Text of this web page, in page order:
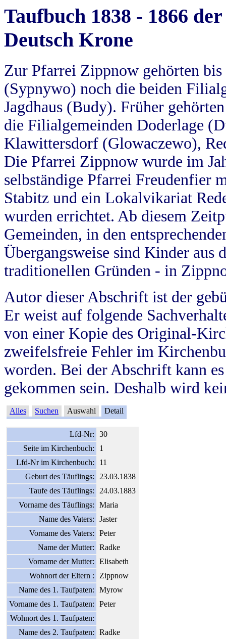
Taufbuch 1838 - 1866
Deutsch Krone
Zur Pfarrei Zippnow gehörten
(Sypnywo) noch die beiden
Jagdhaus (Budy). Früher
die Filialgemeinden Doderlage
Klawittersdorf (Glowaczewo),
Die Pfarrei Zippnow wurde im
selbständige Pfarrei Freudenfier
Stabitz und ein Lokalvikariat
wurden errichtet. Ab diesem
Gemeinden, in den
Übergangsweise sind Kinder aus
traditionellen Gründen - in
Autor dieser Abschrift ist der
Er weist auf folgende
von einer Kopie des Original-
zweifelsfreie Fehler im
worden. Bei der Abschrift kann
gekommen sein. Deshalb wird
Alles Suchen Auswahl Detail
Lfd-Nr:
30
Seite im Kirchenbuch:
1
Lfd-Nr im Kirchenbuch:
11
Geburt des Täuflings:
23.03.1838
Taufe des Täuflings:
24.03.1883
Vorname des Täuflings:
Maria
Name des Vaters:
Jaster
Vorname des Vaters:
Peter
Name der Mutter:
Radke
Vorname der Mutter:
Elisabeth
Wohnort der Eltern :
Zippnow
Name des 1. Taufpaten:
Myrow
Vorname des 1. Taufpaten:
Peter
Wohnort des 1. Taufpaten:
Name des 2. Taufpaten:
Radke